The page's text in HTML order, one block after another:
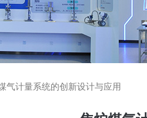
气计量系统的创新设计与应用